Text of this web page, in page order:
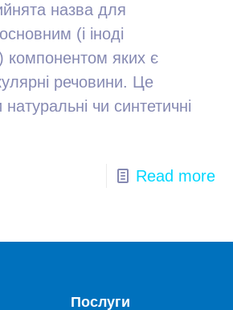
назва для
(і іноді
компонентом яких є
речовини. Це
чи синтетичні
Read more
Послуги